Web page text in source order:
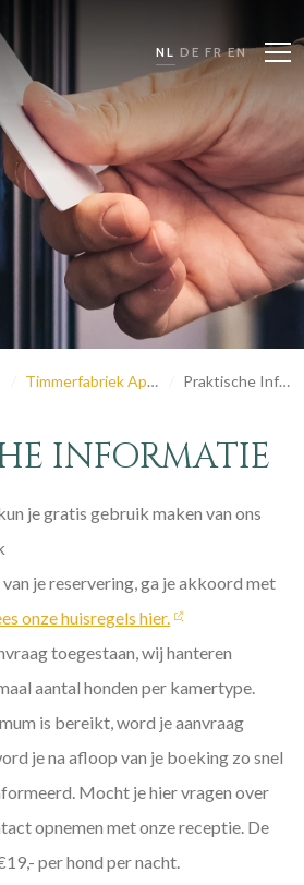
NL DE FR EN
Timmerfabriek Apartments Praktische Informatie
INFORMATIE
je gratis gebruik maken van ons
je reservering, ga je akkoord met
onze huisregels hier.
toegestaan, wij hanteren
aantal honden per kamertype.
is bereikt, word je aanvraag
je na afloop van je boeking zo snel
Mocht je hier vragen over
opnemen met onze receptie. De
per hond per nacht.